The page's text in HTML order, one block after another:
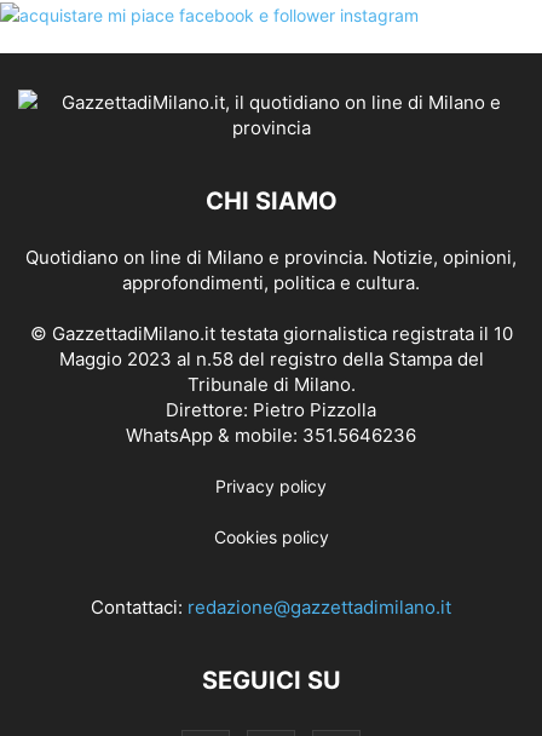
CHI SIAMO
Quotidiano on line di Milano e provincia. Notizie, opinioni,
approfondimenti, politica e cultura.
© GazzettadiMilano.it testata giornalistica registrata il 10
Maggio 2023 al n.58 del registro della Stampa del
Tribunale di Milano.
Direttore: Pietro Pizzolla
WhatsApp & mobile: 351.5646236
Privacy policy
Cookies policy
Contattaci: redazione@gazzettadimilano.it
SEGUICI SU